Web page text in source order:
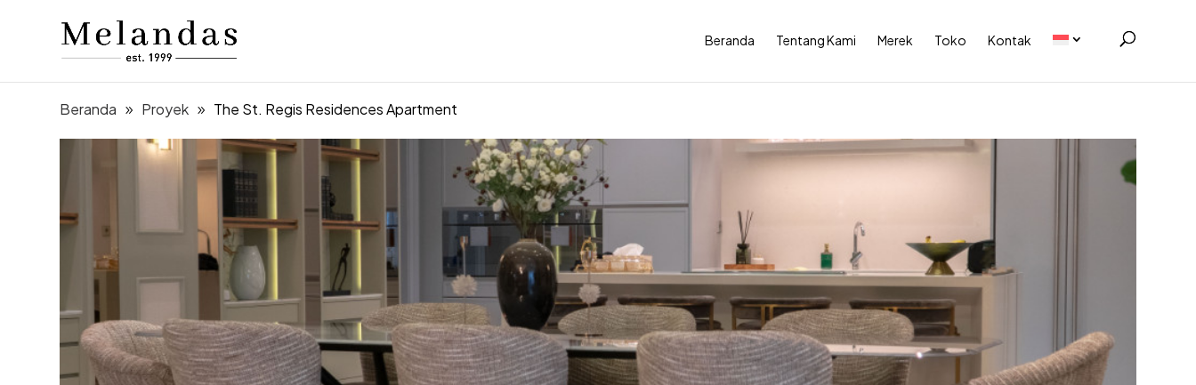
Beranda Tentang Kami Merek Toko Kontak
Beranda Proyek The St. Regis Residences Apartment